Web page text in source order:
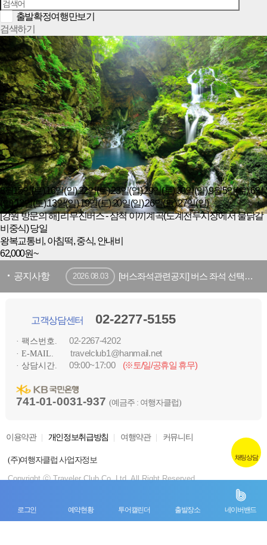
출발확정여행만보기
검색하기
8월15일(토).16일(일).22일(토).23일(일).29일(토).30일(일).9월5일(토).6일
(일).12일(토).13일(일).19일(토).20일(일).26일(토).27일(일)
[강원 방문의 해] 리무진버스 - 삼척 이끼계곡(도계전두시장에서 물닭갈
비중식) 당일
왕복교통비, 아침떡, 중식, 안내비
62,000원~
공지사항 2026.08.03 [버스좌석관련공지] 버스 좌석 선택방법 및 공지사항
고객상담센터 02-2277-5155
· 팩스번호. 02-2267-4202
· E-MAIL. travelclub1@hanmail.net
· 상담시간. 09:00~17:00 (※토/일/공휴일 휴무)
741-01-0031-937(예금주 : 여행자클럽)
이용약관 개인정보취급방침 여행약관 커뮤니티
(주)여행자클럽 사업자정보
Copyright ⓒ Traveler Club Co.,Ltd. All Right Reserved.
채팅상담
로그인 예약현황 투어캘린더 출발장소 네이버밴드